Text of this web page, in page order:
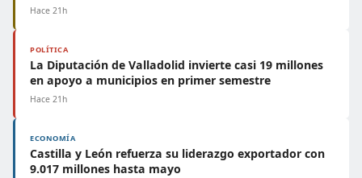
Hace 21h
POLÍTICA
La Diputación de Valladolid invierte casi 19 millones
en apoyo a municipios en primer semestre
Hace 21h
ECONOMÍA
Castilla y León refuerza su liderazgo exportador con
9.017 millones hasta mayo